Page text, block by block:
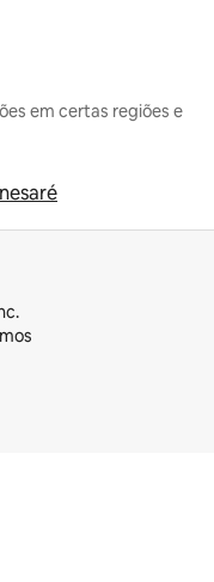
em certas regiões e